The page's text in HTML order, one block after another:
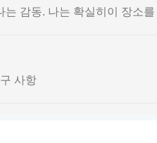
는 감동. 나는 확실히이 장소
사항